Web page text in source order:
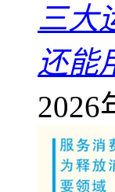
三大
还能
2026